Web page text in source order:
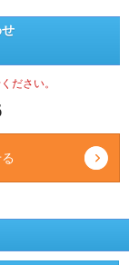
ださい。